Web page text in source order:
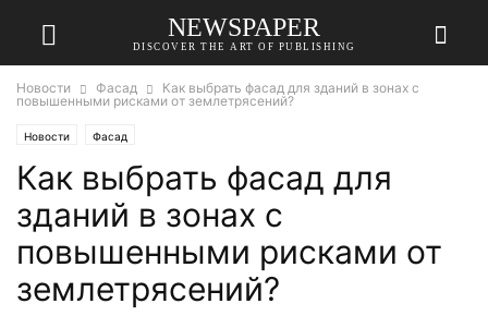
NEWSPAPER
DISCOVER THE ART OF PUBLISHING
Новости Фасад
Как выбрать фасад для зданий в зонах с
повышенными рисками от землетрясений?
Новости Фасад
Как выбрать фасад для
зданий в зонах с
повышенными рисками от
землетрясений?